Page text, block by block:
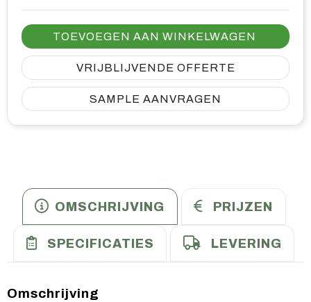
TOEVOEGEN AAN WINKELWAGEN
VRIJBLIJVENDE OFFERTE
SAMPLE AANVRAGEN
OMSCHRIJVING PRIJZEN
SPECIFICATIES LEVERING
Omschrijving